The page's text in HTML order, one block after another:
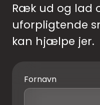
Ræk ud og lad
uforpligtende
kan hjælpe jer.
Fornavn